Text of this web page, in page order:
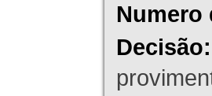
Numero
Decisão: